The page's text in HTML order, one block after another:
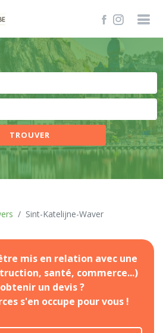
TROUVER
Sint-Katelijne-Waver
mis en relation avec une
santé, commerce...)
un devis ?
s'en occupe pour vous !